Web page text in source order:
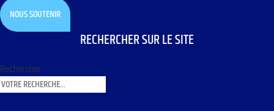
NOUS SOUTENIR
RECHERCHER SUR LE SITE
Rechercher